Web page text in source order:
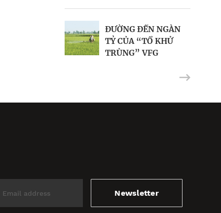
ĐƯỜNG ĐẾN NGÀN
TỶ CỦA “TỔ KHỬ
TRÙNG” VFG
Imexpharm
Newsletter